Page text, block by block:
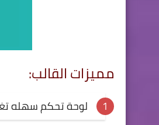
مميزات القالب:
لوحة تحكم سهله